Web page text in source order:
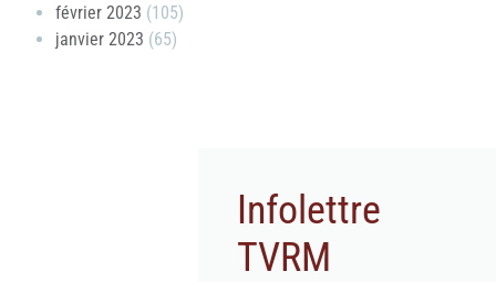
février 2023 (105)
janvier 2023 (65)
Infolettre
TVRM